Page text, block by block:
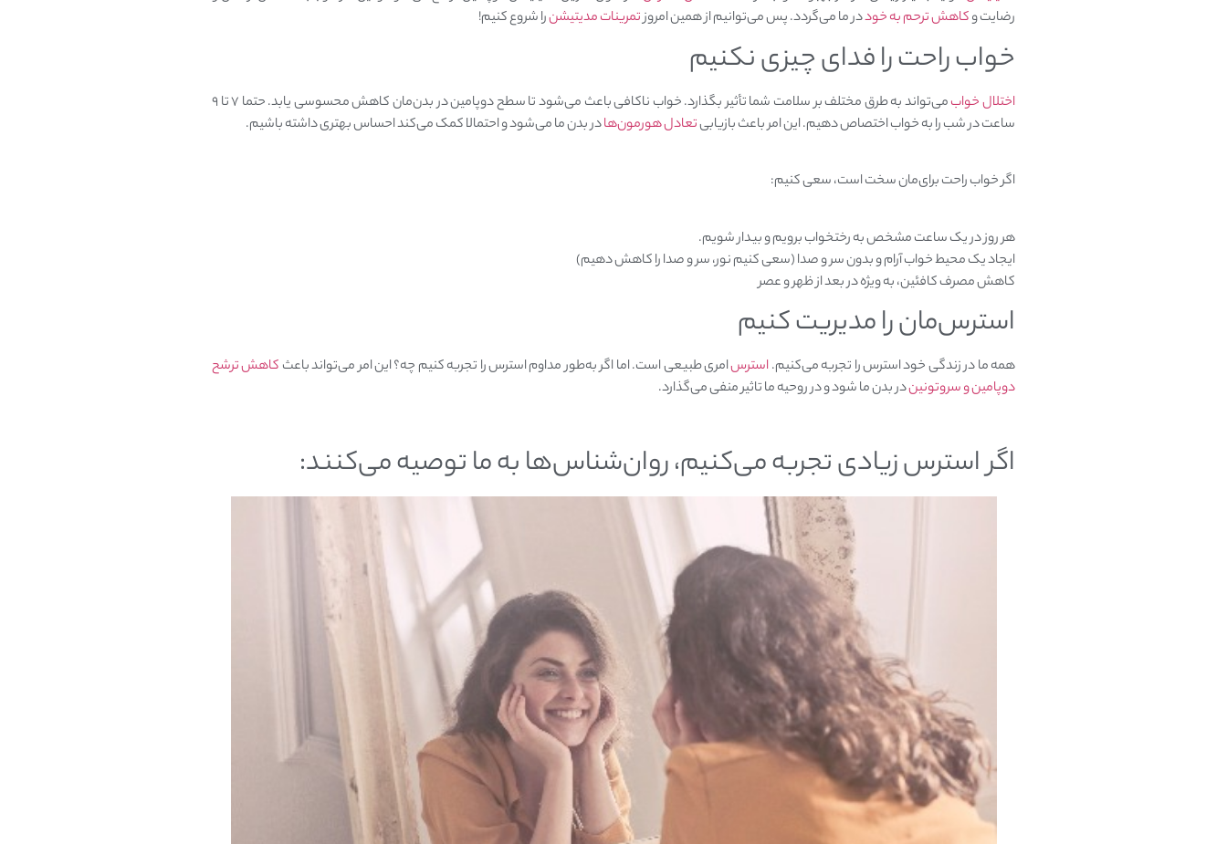
رضایت وکاهش ترحم به خوددر ما می‌گردد. پس می‌توانیم از همین امروزتمرینات مدیتیشنرا شروع کنیم!
خواب راحت را فدای چیزی نکنیم
اختلال خواب
می‌تواند به طرق مختلف بر سلامت شما تأثیر بگذارد. خواب ناکافی باعث می‌شود تا سطح دوپامین در بدن‌مان کاهش محسوسی یابد. حتما ۷ تا ۹
ساعت در شب را به خواب اختصاص دهیم. این امر باعث بازیابیتعادل هورمون‌هادر بدن ما می‌شود و احتمالا کمک می‌کند احساس بهتری داشته باشیم.
اگر خواب راحت برای‌مان سخت است، سعی کنیم:
هر روز در یک ساعت مشخص به رختخواب برویم و بیدار شویم.
ایجاد یک محیط خواب آرام و بدون سر و صدا (سعی کنیم نور، سر و صدا را کاهش دهیم)
کاهش مصرف کافئین، به ویژه در بعد از ظهر و عصر
استرس‌مان را مدیریت کنیم
همه ما در زندگی خود استرس را تجربه می‌کنیم.استرسامری طبیعی است. اما اگر به‌طور مداوم استرس را تجربه کنیم چه؟ این امر می‌تواند باعث کاهش ترشح
دوپامین و سروتونیندر بدن ما شود و در روحیه ما تاثیر منفی می‌گذارد.
اگر استرس زیادی تجربه می‌کنیم، روان‌شناس‌ها به ما توصیه می‌کنند: